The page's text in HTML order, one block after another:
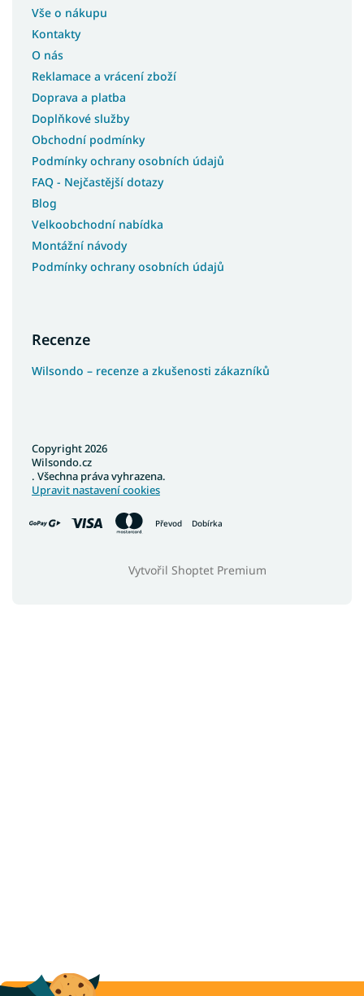
Vše o nákupu
Kontakty
O nás
Reklamace a vrácení zboží
Doprava a platba
Doplňkové služby
Obchodní podmínky
Podmínky ochrany osobních údajů
FAQ - Nejčastější dotazy
Blog
Velkoobchodní nabídka
Montážní návody
Podmínky ochrany osobních údajů
Recenze
Wilsondo – recenze a zkušenosti zákazníků
Převod Dobírka
Vytvořil Shoptet Premium
Copyright 2026
Wilsondo.cz
. Všechna práva vyhrazena.
Upravit nastavení cookies